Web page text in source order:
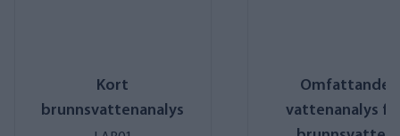
Kort
brunnsvattenanalys
Omfattande
vattenanalys